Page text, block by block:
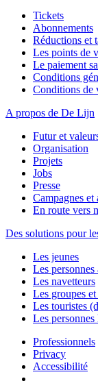
Tickets
Abonnements
Réductions et
Les points de
Le paiement
Conditions
Conditions de
A propos de De Lijn
Futur et
Organisation
Projets
Jobs
Presse
Campagnes et
En route vers
Des solutions pour
Les jeunes
Les personnes
Les navetteurs
Les groupes
Les touristes
Les personnes
Professionnels
Privacy
Accessibilité